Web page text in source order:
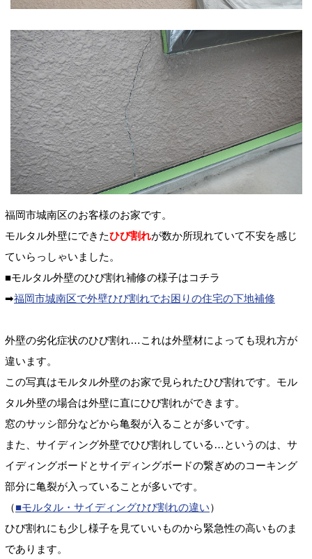
福岡市城南区のお客様のお家です。
モルタル外壁にできたひび割れが数か所現れていて不安を感じ
ていらっしゃいました。
■モルタル外壁のひび割れ補修の様子はコチラ
➡福岡市城南区で外壁ひび割れでお困りの住宅の下地補修
外壁の劣化症状のひび割れ…これは外壁材によっても現れ方が
違います。
この写真はモルタル外壁のお家で見られたひび割れです。モル
タル外壁の場合は外壁に直にひび割れができます。
窓のサッシ部分などから亀裂が入ることが多いです。
また、サイディング外壁でひび割れしている…というのは、サ
イディングボードとサイディングボードの繋ぎめのコーキング
部分に亀裂が入っていることが多いです。
（■モルタル・サイディングひび割れの違い）
ひび割れにも少し様子を見ていいものから緊急性の高いものま
であります。